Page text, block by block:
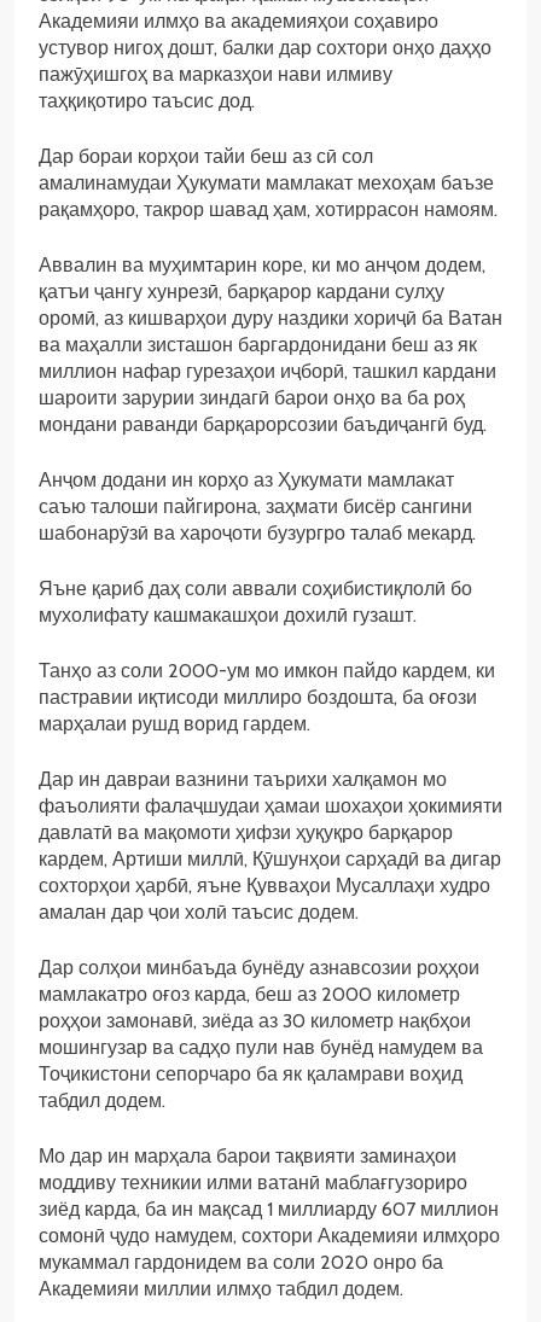
Академияи илмҳо ва академияҳои соҳавиро
устувор нигоҳ дошт, балки дар сохтори онҳо даҳҳо
пажӯҳишгоҳ ва марказҳои нави илмиву
таҳқиқотиро таъсис дод.
Дар бораи корҳои тайи беш аз сӣ сол
амалинамудаи Ҳукумати мамлакат мехоҳам баъзе
рақамҳоро, такрор шавад ҳам, хотиррасон намоям.
Аввалин ва муҳимтарин коре, ки мо анҷом додем,
қатъи ҷангу хунрезӣ, барқарор кардани сулҳу
оромӣ, аз кишварҳои дуру наздики хориҷӣ ба Ватан
ва маҳалли зисташон баргардонидани беш аз як
миллион нафар гурезаҳои иҷборӣ, ташкил кардани
шароити зарурии зиндагӣ барои онҳо ва ба роҳ
мондани раванди барқарорсозии баъдиҷангӣ буд.
Анҷом додани ин корҳо аз Ҳукумати мамлакат
саъю талоши пайгирона, заҳмати бисёр сангини
шабонарӯзӣ ва хароҷоти бузургро талаб мекард.
Яъне қариб даҳ соли аввали соҳибистиқлолӣ бо
мухолифату кашмакашҳои дохилӣ гузашт.
Танҳо аз соли 2000-ум мо имкон пайдо кардем, ки
пастравии иқтисоди миллиро боздошта, ба оғози
марҳалаи рушд ворид гардем.
Дар ин давраи вазнини таърихи халқамон мо
фаъолияти фалаҷшудаи ҳамаи шохаҳои ҳокимияти
давлатӣ ва мақомоти ҳифзи ҳуқуқро барқарор
кардем, Артиши миллӣ, Қӯшунҳои сарҳадӣ ва дигар
сохторҳои ҳарбӣ, яъне Қувваҳои Мусаллаҳи худро
амалан дар ҷои холӣ таъсис додем.
Дар солҳои минбаъда бунёду азнавсозии роҳҳои
мамлакатро оғоз карда, беш аз 2000 километр
роҳҳои замонавӣ, зиёда аз 30 километр нақбҳои
мошингузар ва садҳо пули нав бунёд намудем ва
Тоҷикистони сепорчаро ба як қаламрави воҳид
табдил додем.
Мо дар ин марҳала барои тақвияти заминаҳои
моддиву техникии илми ватанӣ маблағгузориро
зиёд карда, ба ин мақсад 1 миллиарду 607 миллион
сомонӣ ҷудо намудем, сохтори Академияи илмҳоро
мукаммал гардонидем ва соли 2020 онро ба
Академияи миллии илмҳо табдил додем.